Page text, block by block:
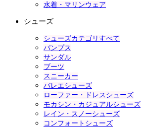
水着・マリンウェア
シューズ
シューズカテゴリすべて
パンプス
サンダル
ブーツ
スニーカー
バレエシューズ
ローファー・ドレスシューズ
モカシン・カジュアルシューズ
レイン・スノーシューズ
コンフォートシューズ